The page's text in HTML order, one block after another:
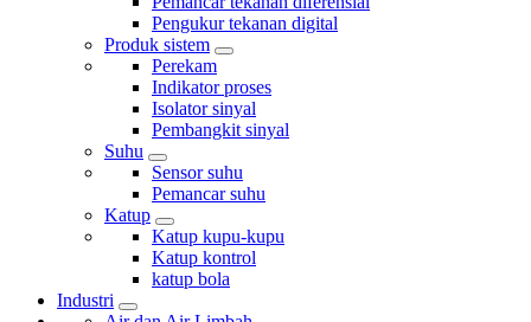
Pengukur tekanan digital
Produk sistem
Perekam
Indikator proses
Isolator sinyal
Pembangkit sinyal
Suhu
Sensor suhu
Pemancar suhu
Katup
Katup kupu-kupu
Katup kontrol
katup bola
Industri